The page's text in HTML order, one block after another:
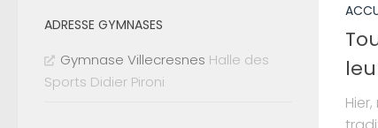
ADRESSE GYMNASES
Gymnase Villecresnes Halle des
Sports Didier Pironi